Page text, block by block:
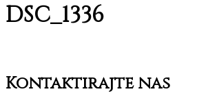
DSC_1336
Kontaktirajte nas